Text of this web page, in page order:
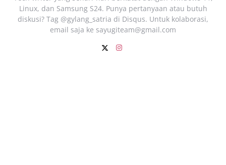
Linux, dan Samsung S24. Punya pertanyaan atau butuh
diskusi? Tag @gylang_satria di Disqus. Untuk kolaborasi,
email saja ke sayugiteam@gmail.com